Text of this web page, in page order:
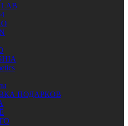
LAB
ПОДАРКОВ